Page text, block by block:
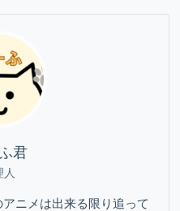
君
人
ニメは出来る限り追って